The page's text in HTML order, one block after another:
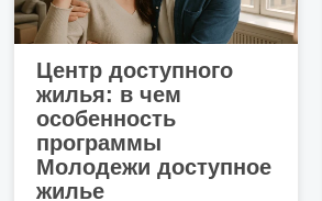
Центр доступного
жилья: в чем
особенность
программы
Молодежи доступное
жилье